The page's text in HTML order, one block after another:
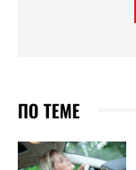
ПО ТЕМЕ